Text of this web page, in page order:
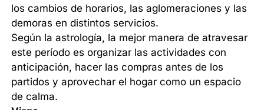
los cambios de horarios, las aglomeraciones y las
demoras en distintos servicios.
Según la astrología, la mejor manera de atravesar
este período es organizar las actividades con
anticipación, hacer las compras antes de los
partidos y aprovechar el hogar como un espacio
de calma.